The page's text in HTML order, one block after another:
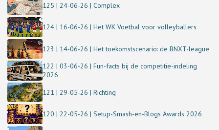
125 | 24-06-26 | Complex
124 | 16-06-26 | Het WK Voetbal voor volleyballers
123 | 14-06-26 | Het toekomstscenario: de BNXT-league
122 | 03-06-26 | Fun-facts bij de competitie-indeling
2026
121 | 29-05-26 | Richting
120 | 22-05-26 | Setup-Smash-en-Blogs Awards 2026